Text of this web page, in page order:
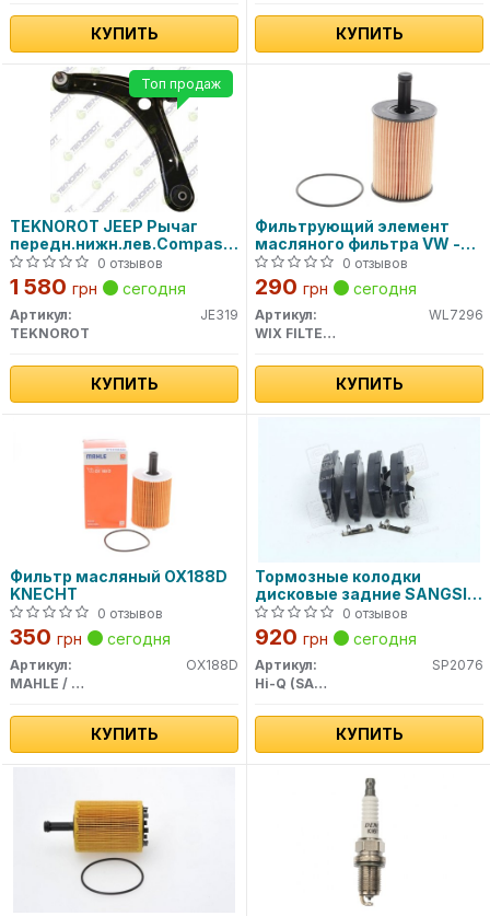
КУПИТЬ КУПИТЬ
TEKNOROT JEEP Рычаг
передн.нижн.лев.Compass,Patriot,Dodge
Caliber 06-0 отзывов
1 580 грн сегодня
Артикул:
JE319
TEKNOROT
КУПИТЬ
Топ продаж
Фильтрующий элемент
масляного фильтра VW -
TRANSPORTER T4, T5
WL7296 WIX FILTERS
0 отзывов
290 грн сегодня
Артикул:
WL7296
WIX FILTERS
КУПИТЬ
Фильтр масляный OX188D
KNECHT
0 отзывов
350 грн сегодня
Артикул:
OX188D
MAHLE / KNECHT
КУПИТЬ
Тормозные колодки
дисковые задние SANGSIN
BRAKE
0 отзывов
920 грн сегодня
Артикул:
SP2076
Hi-Q (SANGSIN)
КУПИТЬ